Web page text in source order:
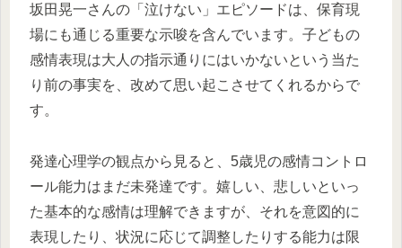
坂田晃一さんの「泣けない」エピソードは、保育現
場にも通じる重要な示唆を含んでいます。子どもの
感情表現は大人の指示通りにはいかないという当た
り前の事実を、改めて思い起こさせてくれるからで
す。
発達心理学の観点から見ると、5歳児の感情コントロ
ール能力はまだ未発達です。嬉しい、悲しいといっ
た基本的な感情は理解できますが、それを意図的に
表現したり、状況に応じて調整したりする能力は限